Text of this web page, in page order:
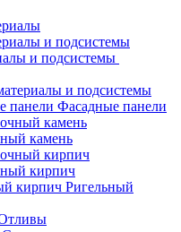
и подсистемы
и подсистемы
Фасадные панели
камень
кирпич
Ригельный